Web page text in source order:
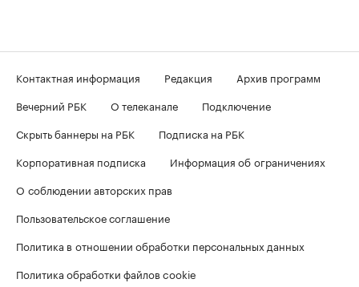
Контактная информация Редакция
Архив программ
Вечерний РБК
О телеканале
Подключение
Скрыть баннеры на РБК
Подписка на РБК
Корпоративная подписка
Информация об ограничениях
О соблюдении авторских прав
Пользовательское соглашение
Политика в отношении обработки персональных данных
Политика обработки файлов cookie